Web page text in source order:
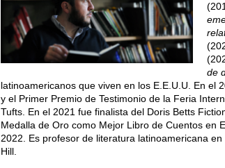
de
latinoamericanos que viven en los E.E.U.U. En el
y el Primer Premio de Testimonio de la Feria
Tufts. En el 2021 fue finalista del Doris Betts
Medalla de Oro como Mejor Libro de Cuentos en
2022. Es profesor de literatura latinoamericana
Hill.